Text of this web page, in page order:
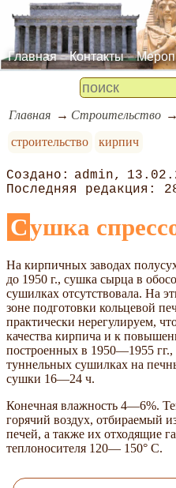
Главная Контакты
Главная Строительство
строительство
кирпич
admin
Сушка
На кирпичных заводах
до 1950 г., сушка сырца в
сушилках отсутствовала. На
зоне подготовки кольцевой
практически нерегулируем,
качества кирпича и к
построенных в 1950—1955
туннельных сушилках на
сушки 16—24 ч.
Конечная влажность 4—6%.
горячий воздух, отбираемый
печей, а также их отходящие
теплоносителя 120— 150° С.